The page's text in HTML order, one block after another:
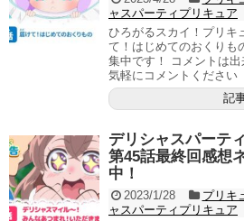
ャスパーティプリキュア
ひろがるスカイ！プリキ
て！はじめてのおくりも
集中です！ コメントは
気軽にコメントください
記
デリシャスパーテ
第45話最終回感想
中！
2023/1/28 プリキ
ャスパーティプリキュア